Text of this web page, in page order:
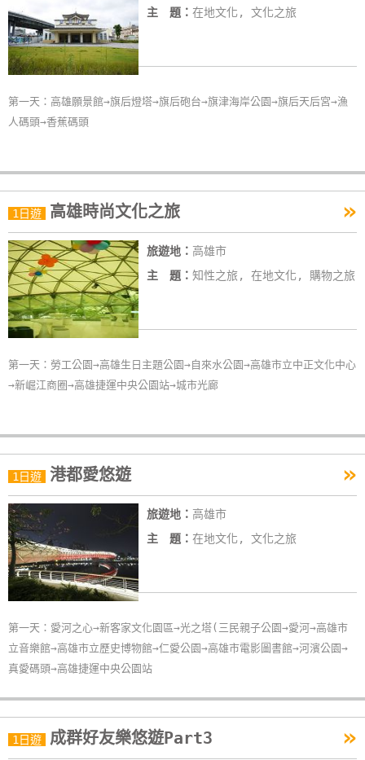
宿
全
租
車
帶
你
玩
玩
樂
圖
務
顧
客
滿
意
度
單
管
理
主 題： 在地文化, 文化之旅
第一天：高雄願景館→旗后燈塔→旗后砲台→旗津海岸公園→旗后天后宮→漁
人碼頭→香蕉碼頭
1日遊 高雄時尚文化之旅 »
旅遊地： 高雄市
主 題： 知性之旅, 在地文化, 購物之旅
第一天：勞工公園→高雄生日主題公園→自來水公園→高雄市立中正文化中心
→新崛江商圈→高雄捷運中央公園站→城市光廊
1日遊 港都愛悠遊 »
旅遊地： 高雄市
主 題： 在地文化, 文化之旅
第一天：愛河之心→新客家文化園區→光之塔(三民親子公園→愛河→高雄市
立音樂館→高雄市立歷史博物館→仁愛公園→高雄市電影圖書館→河濱公園→
真愛碼頭→高雄捷運中央公園站
1日遊 成群好友樂悠遊Part3 »